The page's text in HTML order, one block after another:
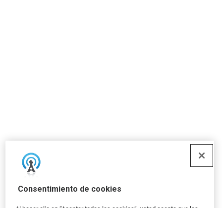
Consentimiento de cookies